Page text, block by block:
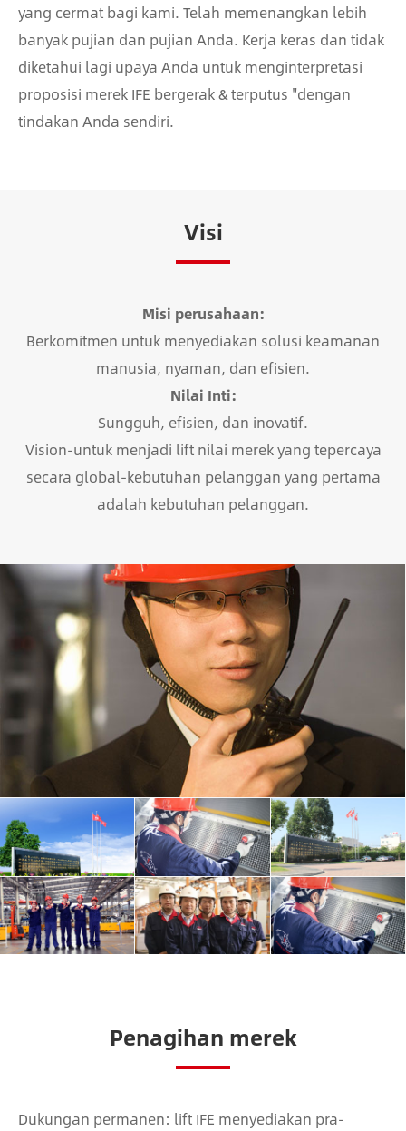
yang cermat bagi kami. Telah memenangkan lebih
banyak pujian dan pujian Anda. Kerja keras dan tidak
diketahui lagi upaya Anda untuk menginterpretasi
proposisi merek IFE bergerak & terputus "dengan
tindakan Anda sendiri.
Visi
Misi perusahaan:
Berkomitmen untuk menyediakan solusi keamanan
manusia, nyaman, dan efisien.
Nilai Inti:
Sungguh, efisien, dan inovatif.
Vision-untuk menjadi lift nilai merek yang tepercaya
secara global-kebutuhan pelanggan yang pertama
adalah kebutuhan pelanggan.
Penagihan merek
Dukungan permanen: lift IFE menyediakan pra-